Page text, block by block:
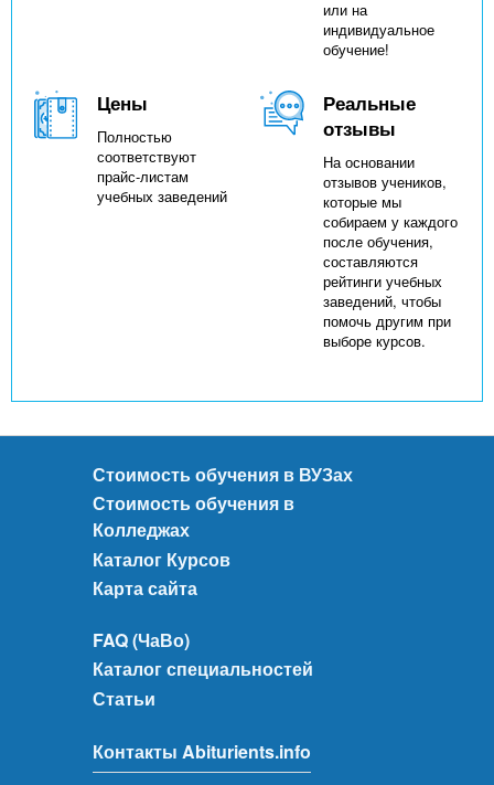
или на
индивидуальное
обучение!
Цены
Полностью
соответствуют
прайс-листам
учебных заведений
Реальные
отзывы
На основании
отзывов учеников,
которые мы
собираем у каждого
после обучения,
составляются
рейтинги учебных
заведений, чтобы
помочь другим при
выборе курсов.
Стоимость обучения в ВУЗах
Стоимость обучения в
Колледжах
Каталог Курсов
Карта сайта
FAQ (ЧаВо)
Каталог специальностей
Статьи
Контакты Abiturients.info